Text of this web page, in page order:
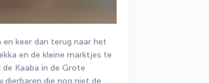
keer dan terug naar het
en de kleine marktjes te
Kaaba in de Grote
dierbaren die nog niet de